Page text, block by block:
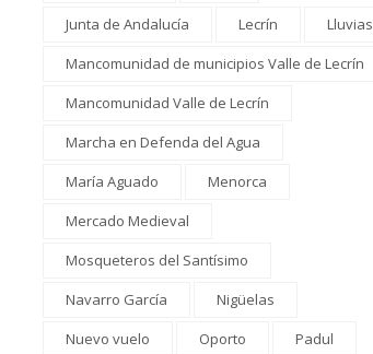
Junta de Andalucía
Lecrín
Lluvias
Mancomunidad de municipios Valle de Lecrín
Mancomunidad Valle de Lecrín
Marcha en Defenda del Agua
María Aguado
Menorca
Mercado Medieval
Mosqueteros del Santísimo
Navarro García
Nigüelas
Nuevo vuelo
Oporto
Padul